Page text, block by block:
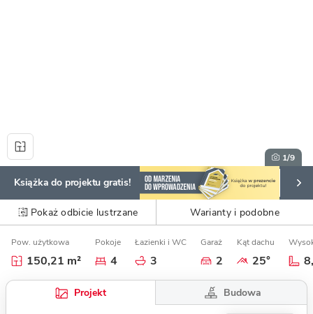
1/9
Książka do projektu gratis!
Pokaż odbicie lustrzane Warianty i podobne
Pow. użytkowa
150,21 m²
Pokoje
4
Łazienki i WC
3
Garaż
2
Kąt dachu
25°
Projekt Budowa